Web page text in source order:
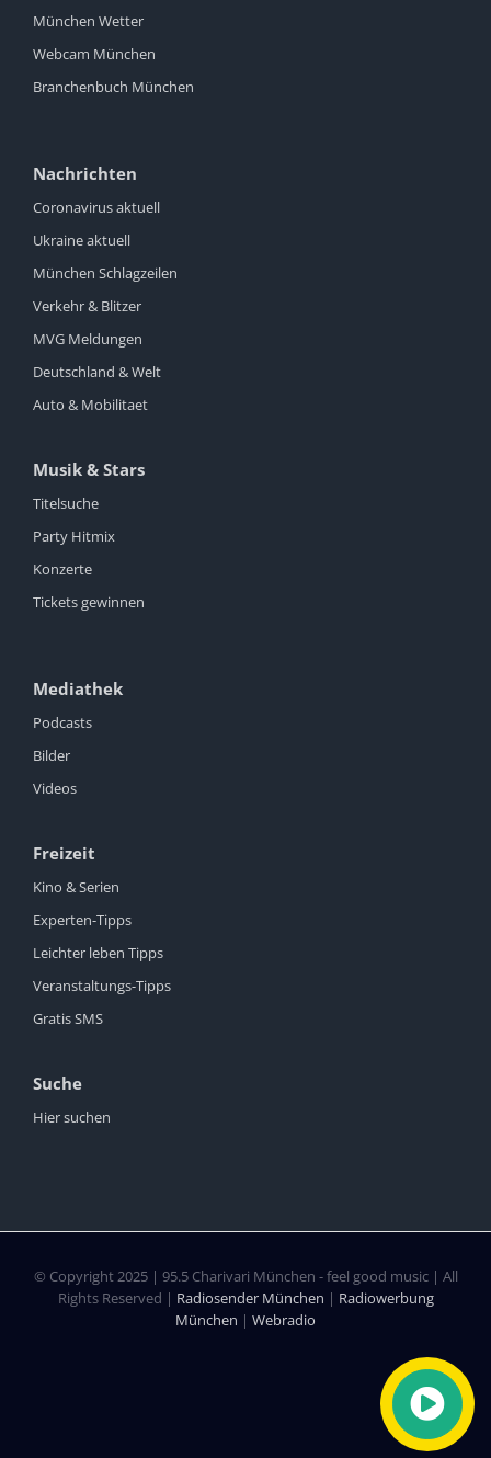
München Wetter
Webcam München
Branchenbuch München
Nachrichten
Coronavirus aktuell
Ukraine aktuell
München Schlagzeilen
Verkehr & Blitzer
MVG Meldungen
Deutschland & Welt
Auto & Mobilitaet
Musik & Stars
Titelsuche
Party Hitmix
Konzerte
Tickets gewinnen
Mediathek
Podcasts
Bilder
Videos
Freizeit
Kino & Serien
Experten-Tipps
Leichter leben Tipps
Veranstaltungs-Tipps
Gratis SMS
Suche
Hier suchen
© Copyright 2025 | 95.5 Charivari München - feel good music | All
Rights Reserved | Radiosender München | Radiowerbung
München | Webradio